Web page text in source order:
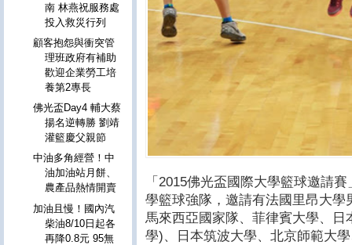
「2015佛光盃國際大學籃球邀請
學籃球強隊，邀請有法國里昂大
馬來西亞國家隊、菲律賓大學、
學)、日本筑波大學、北京師範大
南 林燕祝服務處
投入救災行列
顧客抱怨與衝突管
理班政府有補助
歡迎企業勞工培
養第2專長
佛光盃Day4 輔大蔡
揚名逆轉勝 劉靖
灌籃慶父親節
中油多角經營！中
油加油站月餅、
農產品熱情開賣
加油且慢！國內汽
柴油8/10日起各
再降0.8元 95無